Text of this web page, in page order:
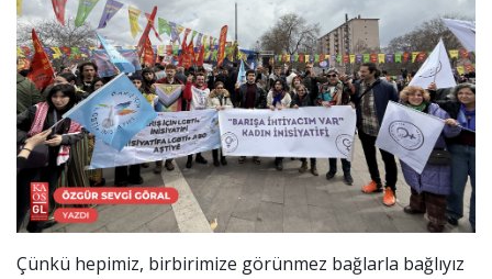
Çünkü hepimiz, birbirimize görünmez bağlarla bağlıyız